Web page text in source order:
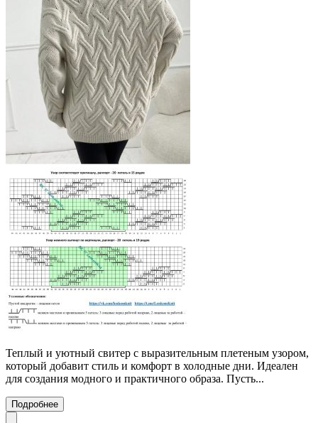
Теплый и уютный свитер с выразительным плетеным узором,
который добавит стиль и комфорт в холодные дни. Идеален
для создания модного и практичного образа. Пусть...
Подробнее